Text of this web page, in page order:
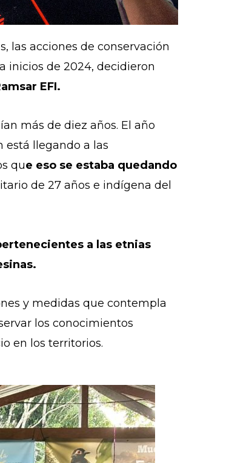
las acciones de conservación
inicios de 2024, decidieron
EFI.
más de diez años. El año
está llegando a las
que eso se estaba quedando
de 27 años e indígena del
a las etnias
y medidas que contempla
los conocimientos
en los territorios.